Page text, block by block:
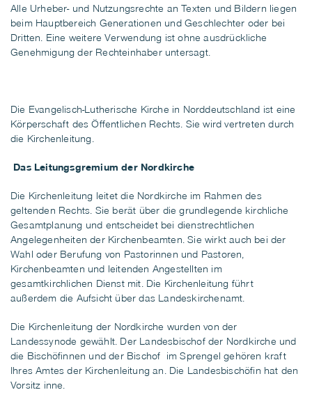
Alle Urheber- und Nutzungsrechte an Texten und Bildern liegen
beim Hauptbereich Generationen und Geschlechter oder bei
Dritten. Eine weitere Verwendung ist ohne ausdrückliche
Genehmigung der Rechteinhaber untersagt.
Die Evangelisch-Lutherische Kirche in Norddeutschland ist eine
Körperschaft des Öffentlichen Rechts. Sie wird vertreten durch
die Kirchenleitung.
Das Leitungsgremium der Nordkirche
Die Kirchenleitung leitet die Nordkirche im Rahmen des
geltenden Rechts. Sie berät über die grundlegende kirchliche
Gesamtplanung und entscheidet bei dienstrechtlichen
Angelegenheiten der Kirchenbeamten. Sie wirkt auch bei der
Wahl oder Berufung von Pastorinnen und Pastoren,
Kirchenbeamten und leitenden Angestellten im
gesamtkirchlichen Dienst mit. Die Kirchenleitung führt
außerdem die Aufsicht über das Landeskirchenamt.
Die Kirchenleitung der Nordkirche wurden von der
Landessynode gewählt. Der Landesbischof der Nordkirche und
die Bischöfinnen und der Bischof im Sprengel gehören kraft
Ihres Amtes der Kirchenleitung an. Die Landesbischöfin hat den
Vorsitz inne.